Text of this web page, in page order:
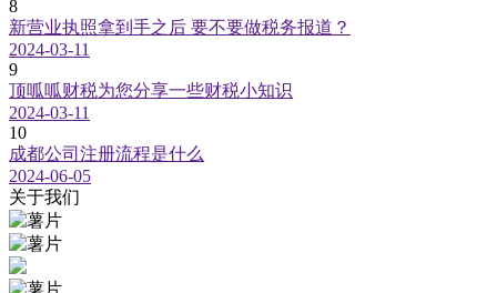
8
新营业执照拿到手之后 要不要做税务报道？
2024-03-11
9
顶呱呱财税为您分享一些财税小知识
2024-03-11
10
成都公司注册流程是什么
2024-06-05
关于我们